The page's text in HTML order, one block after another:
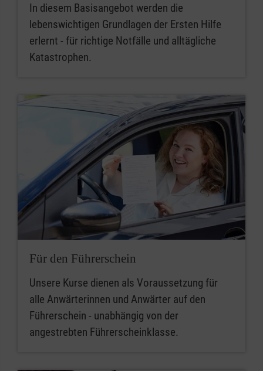
In diesem Basisangebot werden die
lebenswichtigen Grundlagen der Ersten Hilfe
erlernt - für richtige Notfälle und alltägliche
Katastrophen.
Für den Führerschein
Unsere Kurse dienen als Voraussetzung für
alle Anwärterinnen und Anwärter auf den
Führerschein - unabhängig von der
angestrebten Führerscheinklasse.